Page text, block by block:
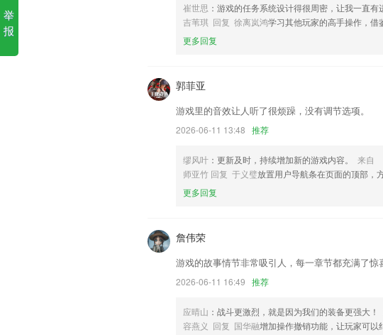
6.【小工具】全面支持图片批量生成pdf功能,支持文字生
德州之星更新了什么?
新增自动续费功能
修复了bug。
优化了视频卡顿问题
客服端支持编辑转账开户人
联系我们
崔世思 ：游戏的任务系统设计得很周密，让我一直有
吉苇琪 回复 徐离岚鸿学习其他玩家的高手操作，借
更多回复
郭菲亚
游戏里的音效让人听了很烦躁，没有调节选项。
2026-06-11 13:48 推荐
缪风叶 ：更新及时，持续增加新的游戏内容。
来自
师亚竹 回复 于义璧放置用户导航条在页面的顶部，
更多回复
詹伟荣
游戏的故事情节非常吸引人，每一章节都充满了惊
2026-06-11 16:49 推荐
应晴山 ：战斗更激烈，就是因为我们的装备更强大！
容燕义 回复 国华融增加操作撤销功能，让玩家可以
举
报